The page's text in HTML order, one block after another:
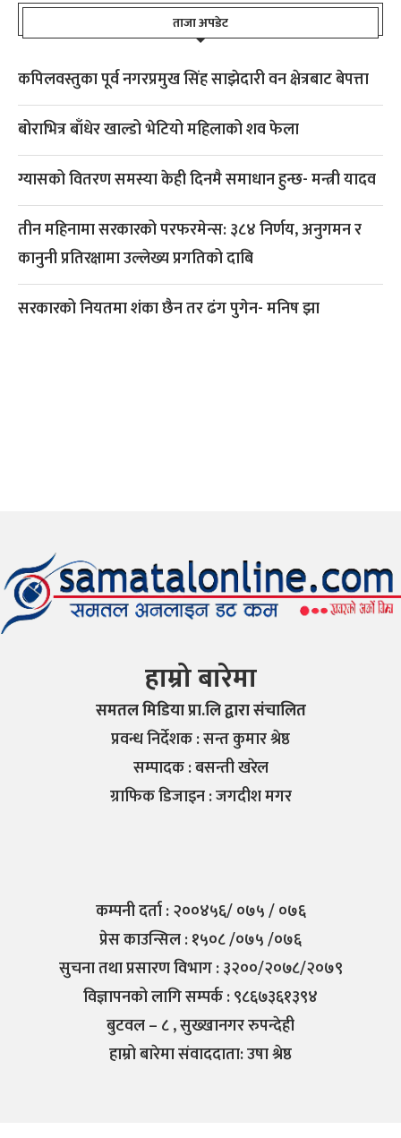
ताजा अपडेट
कपिलवस्तुका पूर्व नगरप्रमुख सिंह साझेदारी वन क्षेत्रबाट बेपत्ता
बोराभित्र बाँधेर खाल्डो भेटियो महिलाको शव फेला
ग्यासको वितरण समस्या केही दिनमै समाधान हुन्छ- मन्त्री यादव
तीन महिनामा सरकारको परफरमेन्स: ३८४ निर्णय, अनुगमन र
कानुनी प्रतिरक्षामा उल्लेख्य प्रगतिको दाबि
सरकारको नियतमा शंका छैन तर ढंग पुगेन- मनिष झा
हाम्रो बारेमा
समतल मिडिया प्रा.लि द्वारा संचालित
प्रवन्ध निर्देशक : सन्त कुमार श्रेष्ठ
सम्पादक : बसन्ती खरेल
ग्राफिक डिजाइन : जगदीश मगर
कम्पनी दर्ता : २००४५६/ ०७५ / ०७६
प्रेस काउन्सिल : १५०८ /०७५ /०७६
सुचना तथा प्रसारण विभाग : ३२००/२०७८/२०७९
विज्ञापनको लागि सम्पर्क : ९८६७३६१३९४
बुटवल – ८ , सुख्खानगर रुपन्देही
हाम्रो बारेमा संवाददाता: उषा श्रेष्ठ